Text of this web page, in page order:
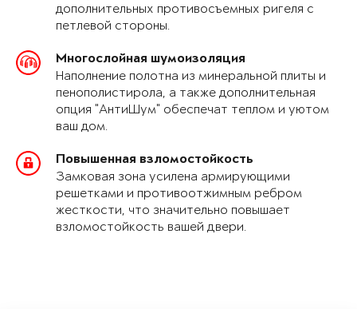
дополнительных противосъемных ригеля с
петлевой стороны.
Многослойная шумоизоляция
Наполнение полотна из минеральной плиты и
пенополистирола, а также дополнительная
опция "АнтиШум" обеспечат теплом и уютом
ваш дом.
Повышенная взломостойкость
Замковая зона усилена армирующими
решетками и противоотжимным ребром
жесткости, что значительно повышает
взломостойкость вашей двери.